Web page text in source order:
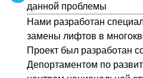
данной проблемы
Нами разработан
замены лифтов в
Проект был разработан
Депортаментом по